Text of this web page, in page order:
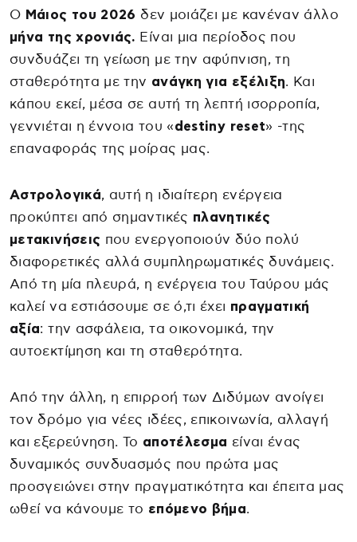
Ο Μάιος του 2026 δεν μοιάζει με κανέναν άλλο
μήνα της χρονιάς. Είναι μια περίοδος που
συνδυάζει τη γείωση με την αφύπνιση, τη
σταθερότητα με την ανάγκη για εξέλιξη. Και
κάπου εκεί, μέσα σε αυτή τη λεπτή ισορροπία,
γεννιέται η έννοια του «destiny reset» -της
επαναφοράς της μοίρας μας.
Αστρολογικά, αυτή η ιδιαίτερη ενέργεια
προκύπτει από σημαντικές πλανητικές
μετακινήσεις που ενεργοποιούν δύο πολύ
διαφορετικές αλλά συμπληρωματικές δυνάμεις.
Από τη μία πλευρά, η ενέργεια του Ταύρου μάς
καλεί να εστιάσουμε σε ό,τι έχει πραγματική
αξία: την ασφάλεια, τα οικονομικά, την
αυτοεκτίμηση και τη σταθερότητα.
Από την άλλη, η επιρροή των Διδύμων ανοίγει
τον δρόμο για νέες ιδέες, επικοινωνία, αλλαγή
και εξερεύνηση. Το αποτέλεσμα είναι ένας
δυναμικός συνδυασμός που πρώτα μας
προσγειώνει στην πραγματικότητα και έπειτα μας
ωθεί να κάνουμε το επόμενο βήμα.